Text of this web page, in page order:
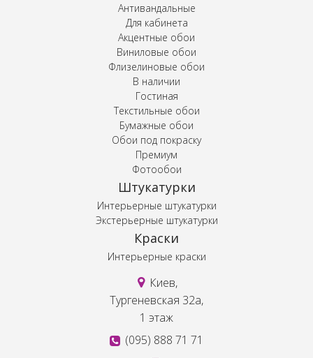
Антивандальные
Для кабинета
Акцентные обои
Виниловые обои
Флизелиновые обои
В наличии
Гостиная
Текстильные обои
Бумажные обои
Обои под покраску
Премиум
Фотообои
Штукатурки
Интерьерные штукатурки
Экстерьерные штукатурки
Краски
Интерьерные краски
Киев,
Тургеневская 32а,
1 этаж
(095) 888 71 71